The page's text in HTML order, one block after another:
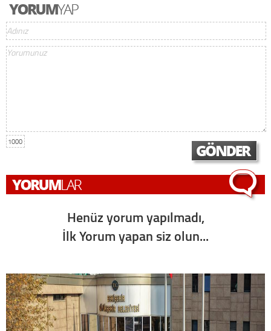
1000
Henüz yorum yapılmadı,
İlk Yorum yapan siz olun...